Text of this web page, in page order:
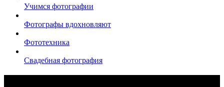
Учимся фотографии
Фотографы вдохновляют
Фототехника
Свадебная фотография